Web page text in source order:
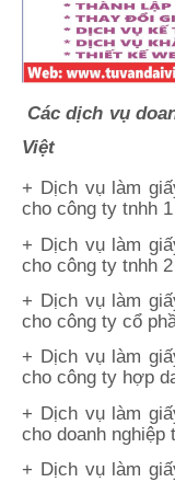
Các dịch vụ
Việt
+ Dịch vụ làm
cho công ty tnhh
+ Dịch vụ làm
cho công ty tnhh
+ Dịch vụ làm
cho công ty cổ
+ Dịch vụ làm
cho công ty hợp
+ Dịch vụ làm
cho doanh nghiệp
+ Dịch vụ làm